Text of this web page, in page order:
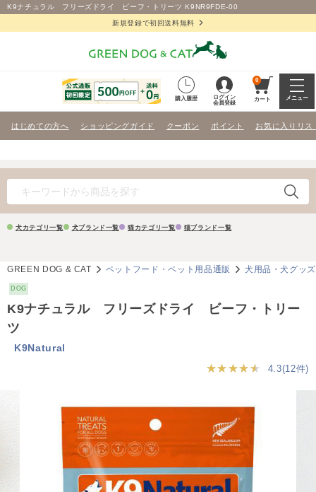
K9ナチュラル フリーズドライ ビーフ・トリーツ K9NR9FDE-00
新規登録で初回送料無料
購入履歴
ログイン
会員登録
0
カート メニュー
はじめての方へ ショッピングガイド クーポン ポイント お気に入りリス
犬カテゴリ一覧 犬ブランド一覧 猫カテゴリ一覧 猫ブランド一覧
GREEN DOG & CAT ペットフード・ペット用品通販 犬用品・犬グッズ
DOG
K9ナチュラル フリーズドライ ビーフ・トリー
ツ
K9Natural
★★★★★ 4.3(12件)